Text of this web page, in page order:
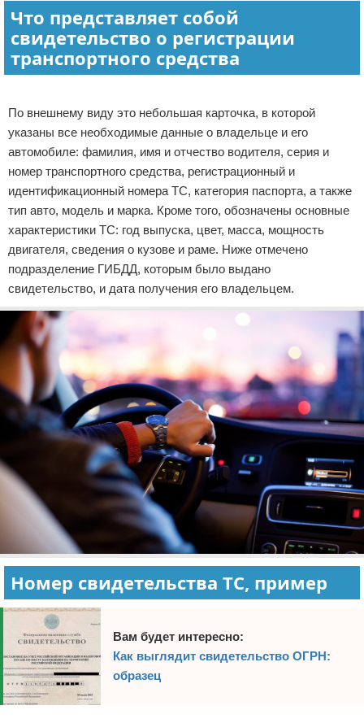
Земельное право
Право собственности
Судопроизводство
Защита прав потребителей
Что представляет собой
свидетельство о регистрации
транспортного средства
По внешнему виду это небольшая карточка, в которой
указаны все необходимые данные о владельце и его
автомобиле: фамилия, имя и отчество водителя, серия и
номер транспортного средства, регистрационный и
идентификационный номера ТС, категория паспорта, а также
тип авто, модель и марка. Кроме того, обозначены основные
характеристики ТС: год выпуска, цвет, масса, мощность
двигателя, сведения о кузове и раме. Ниже отмечено
подразделение ГИБДД, которым было выдано
свидетельство, и дата получения его владельцем.
Номер свидетельства ТС, пример
Вам будет интересно:
Как выглядит свидетельство ОГРН:
образец